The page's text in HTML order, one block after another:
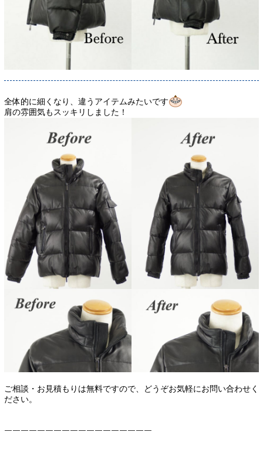
全体的に細くなり、違うアイテムみたいです
肩の雰囲気もスッキリしました！
ご相談・お見積もりは無料ですので、どうぞお気軽にお問い合わせく
ださい。
￣￣￣￣￣￣￣￣￣￣￣￣￣￣￣￣￣￣